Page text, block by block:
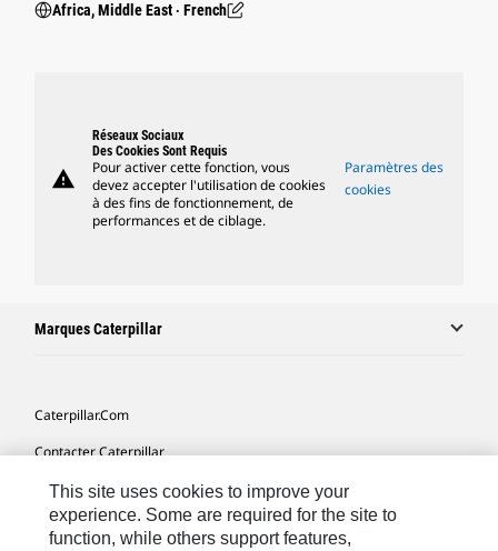
Africa, Middle East ‧ French
warning
Réseaux Sociaux
Des Cookies Sont Requis
Pour activer cette fonction, vous
devez accepter l'utilisation de cookies
à des fins de fonctionnement, de
performances et de ciblage.
Paramètres des
cookies
Marques Caterpillar
Caterpillar.com
Contacter Caterpillar
Mes Préférences Marketing
Plan Du Site
This site uses cookies to improve your
experience. Some are required for the site to
function, while others support features,